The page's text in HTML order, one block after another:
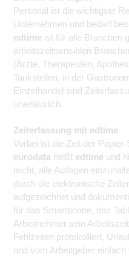
Personal ist die wichtigste
Unternehmen und bedarf
edtime ist für alle Branchen
arbeitszeitsensiblen
(Ärzte, Therapeuten,
Tankstellen, in der
Einzelhandel sind
unerlässlich.
Zeiterfassung mit edtime
Vorbei ist die Zeit der
eurodata heißt edtime und
leicht, alle Auflagen
durch die elektronische
aufgezeichnet und
für das Smartphone, das
Arbeitnehmer sein
Fehlzeiten protokolliert,
und vom Arbeitgeber